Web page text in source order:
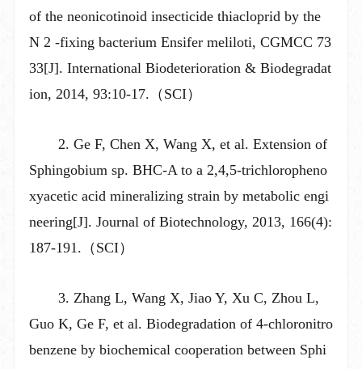
of the neonicotinoid insecticide thiacloprid by the
N 2 -fixing bacterium Ensifer meliloti, CGMCC 73
33[J]. International Biodeterioration & Biodegradat
ion, 2014, 93:10-17.（SCI）
2. Ge F, Chen X, Wang X, et al. Extension of
Sphingobium sp. BHC-A to a 2,4,5-trichloropheno
xyacetic acid mineralizing strain by metabolic engi
neering[J]. Journal of Biotechnology, 2013, 166(4):
187-191.（SCI）
3. Zhang L, Wang X, Jiao Y, Xu C, Zhou L,
Guo K, Ge F, et al. Biodegradation of 4-chloronitro
benzene by biochemical cooperation between Sphi